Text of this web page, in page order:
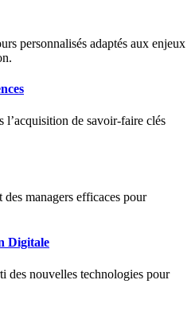
personnalisés adaptés aux enjeux
l’acquisition de savoir-faire clés
managers efficaces pour
Digitale
des nouvelles technologies pour